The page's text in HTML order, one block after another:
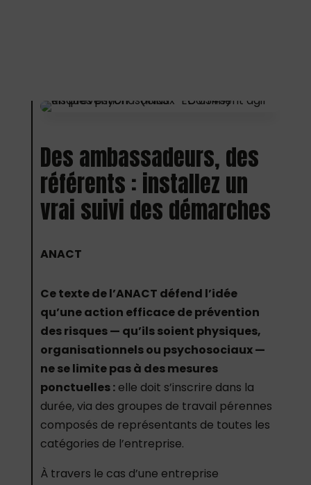
Des ambassadeurs, des
référents : installez un
vrai suivi des démarches
ANACT
Ce texte de l’ANACT défend l’idée
qu’une action efficace de prévention
des risques — qu’ils soient physiques,
organisationnels ou psychosociaux —
ne se limite pas à des mesures
ponctuelles :elle doit s’inscrire dans la
durée, via des groupes de travail pérennes
composés de représentants de toutes les
catégories de l’entreprise.
À travers le cas d’une entreprise